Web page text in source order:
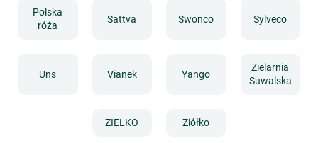
Polska
róża
Sattva Swonco Sylveco
Uns Vianek Yango
Zielarnia
Suwalska
ZIELKO Ziółko